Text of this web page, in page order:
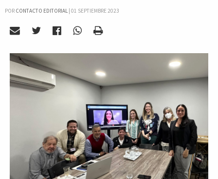
POR CONTACTO EDITORIAL| 01 SEPTIEMBRE 2023